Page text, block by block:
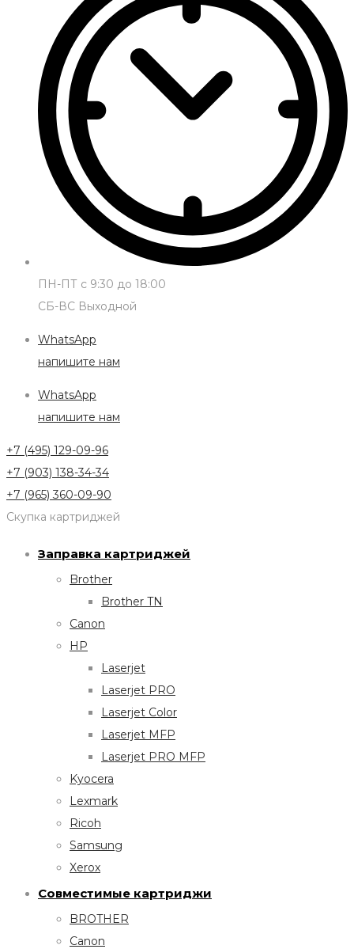
ПН-ПТ с 9:30 до 18:00
СБ-ВС Выходной
WhatsApp
напишите нам
WhatsApp
напишите нам
+7 (495) 129-09-96
+7 (903) 138-34-34
+7 (965) 360-09-90
Скупка картриджей
Заправка картриджей
Brother
Brother TN
Canon
HP
Laserjet
Laserjet PRO
Laserjet Color
Laserjet MFP
Laserjet PRO MFP
Kyocera
Lexmark
Ricoh
Samsung
Xerox
Совместимые картриджи
BROTHER
Canon